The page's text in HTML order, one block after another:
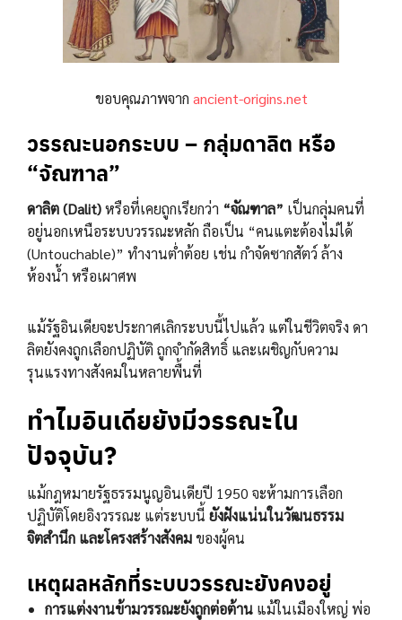
ขอบคุณภาพจาก ancient-origins.net
วรรณะนอกระบบ – กลุ่มดาลิต หรือ
“จัณฑาล”
ดาลิต (Dalit)หรือที่เคยถูกเรียกว่า “จัณฑาล” เป็นกลุ่มคนที่
อยู่นอกเหนือระบบวรรณะหลัก ถือเป็น “คนแตะต้องไม่ได้
(Untouchable)” ทำงานต่ำต้อย เช่น กำจัดซากสัตว์ ล้าง
ห้องน้ำ หรือเผาศพ
แม้รัฐอินเดียจะประกาศเลิกระบบนี้ไปแล้ว แต่ในชีวิตจริง ดา
ลิตยังคงถูกเลือกปฏิบัติ ถูกจำกัดสิทธิ์ และเผชิญกับความ
รุนแรงทางสังคมในหลายพื้นที่
ทำไมอินเดียยังมีวรรณะใน
ปัจจุบัน?
แม้กฎหมายรัฐธรรมนูญอินเดียปี 1950 จะห้ามการเลือก
ปฏิบัติโดยอิงวรรณะ แต่ระบบนี้ ยังฝังแน่นในวัฒนธรรม
จิตสำนึก และโครงสร้างสังคมของผู้คน
เหตุผลหลักที่ระบบวรรณะยังคงอยู่
การแต่งงานข้ามวรรณะยังถูกต่อต้าน แม้ในเมืองใหญ่ พ่อ